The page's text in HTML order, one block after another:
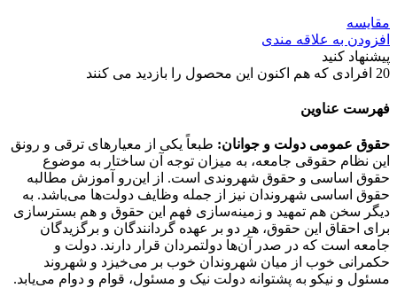
مقایسه
افزودن به علاقه مندی
پیشنهاد کنید
20 افرادی که هم اکنون این محصول را بازدید می کنند
فهرست عناوین
حقوق عمومی دولت و جوانان: طبعاً یکی از معیارهای ترقی و رونق
این نظام حقوقی جامعه، به میزان توجه آن ساختار به موضوع
حقوق اساسی و حقوق شهروندی است. از این‌رو آموزش مطالبه
حقوق اساسی شهروندان نیز از جمله وظایف دولت‌ها می‌باشد. به
دیگر سخن هم تمهید و زمینه‌سازی فهم این حقوق و هم بسترسازی
برای احقاق این حقوق، هر دو بر عهده گردانندگان و برگزیدگان
جامعه است که در صدر آن‌ها دولتمردان قرار دارند. دولت و
حکمرانی خوب از میان شهروندان خوب بر می‌خیزد و شهروند
مسئول و نیکو به پشتوانه دولت نیک و مسئول، قوام و دوام می‌یابد.